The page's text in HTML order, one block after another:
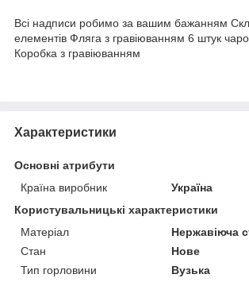
Всі надписи робимо за вашим бажанням
елементів Фляга з гравіюванням 6 штук
Коробка з гравіюванням
Характеристики
Основні атрибути
Країна виробник
Україна
Користувальницькі характеристики
Матеріал
Нержавіюча
Стан
Нове
Тип горловини
Вузька